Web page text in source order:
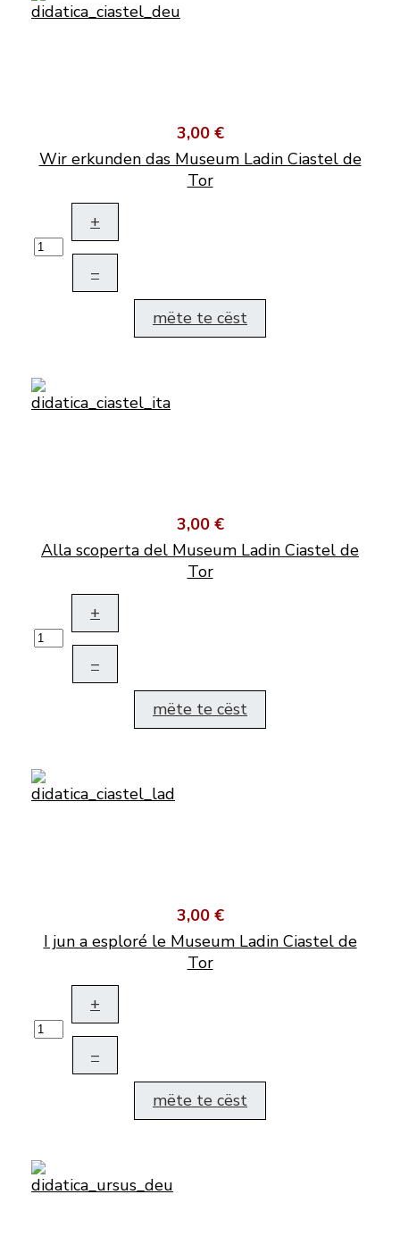
3,00 €
Wir erkunden das Museum Ladin Ciastel de
Tor
+
–
mëte te cëst
3,00 €
Alla scoperta del Museum Ladin Ciastel de
Tor
+
–
mëte te cëst
3,00 €
I jun a esploré le Museum Ladin Ciastel de
Tor
+
–
mëte te cëst